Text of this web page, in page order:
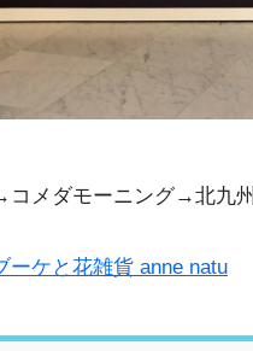
メダモーニング→北九
ーケと花雑貨 anne natu